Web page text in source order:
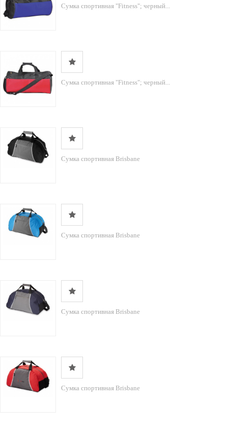
Сумка спортивная "Fitness"; черный...
Сумка спортивная "Fitness"; черный...
Сумка спортивная Brisbane
Сумка спортивная Brisbane
Сумка спортивная Brisbane
Сумка спортивная Brisbane